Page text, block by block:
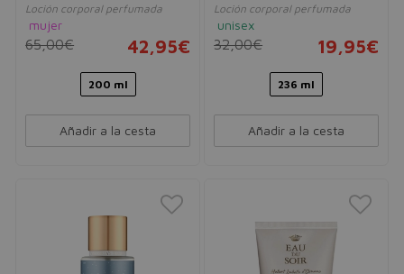
Loción corporal perfumada
mujer
65,00€ 42,95€
200 ml
Añadir a la cesta
Loción corporal perfumada
unisex
32,00€ 19,95€
236 ml
Añadir a la cesta